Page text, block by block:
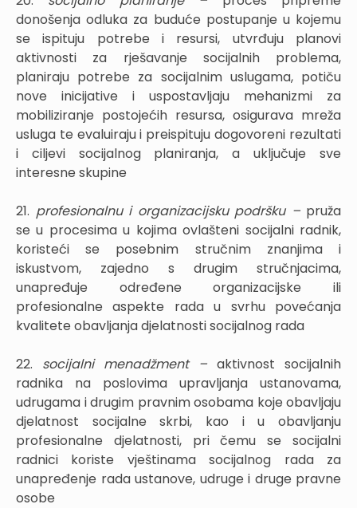
donošenja odluka za buduće postupanje u kojemu
se ispituju potrebe i resursi, utvrđuju planovi
aktivnosti za rješavanje socijalnih problema,
planiraju potrebe za socijalnim uslugama, potiču
nove inicijative i uspostavljaju mehanizmi za
mobiliziranje postojećih resursa, osigurava mreža
usluga te evaluiraju i preispituju dogovoreni rezultati
i ciljevi socijalnog planiranja, a uključuje sve
interesne skupine
21. profesionalnu i organizacijsku podršku – pruža
se u procesima u kojima ovlašteni socijalni radnik,
koristeći se posebnim stručnim znanjima i
iskustvom, zajedno s drugim stručnjacima,
unapređuje određene organizacijske ili
profesionalne aspekte rada u svrhu povećanja
kvalitete obavljanja djelatnosti socijalnog rada
22. socijalni menadžment – aktivnost socijalnih
radnika na poslovima upravljanja ustanovama,
udrugama i drugim pravnim osobama koje obavljaju
djelatnost socijalne skrbi, kao i u obavljanju
profesionalne djelatnosti, pri čemu se socijalni
radnici koriste vještinama socijalnog rada za
unapređenje rada ustanove, udruge i druge pravne
osobe